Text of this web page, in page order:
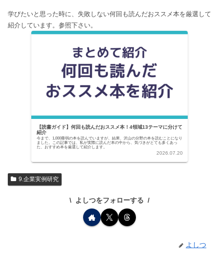
学びたいと思った時に、失敗しない何回も読んだおススメ本を厳選して
紹介しています。参照下さい。
【読書ガイド】何回も読んだおススメ本！4領域13テーマに分けて
紹介
今まで、1,000冊弱の本を読んでいますが、結果、沢山の分野の本を読むことになり
ました。この記事では、私が実際に読んだ本の中から、気づきがとても多くあっ
た、おすすめ本を厳選して紹介します。
2026.07.20
9.企業実例研究
よしつをフォローする
よしつ